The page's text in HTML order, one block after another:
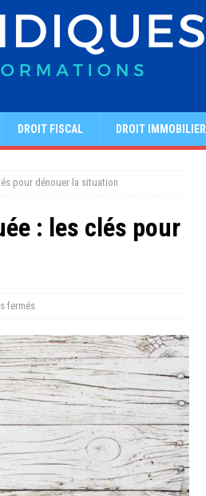
DROIT FISCAL DROIT IMMOBILIER
pour dénouer la situation
: les clés pour
fermés